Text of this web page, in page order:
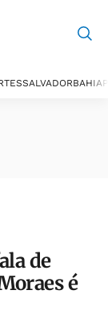
SALVADORBAHIA
de
é